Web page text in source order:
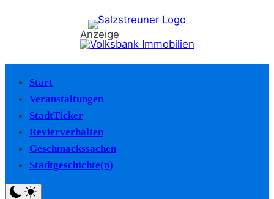
Anzeige
Start
Veranstaltungen
StadtTicker
Revierverhalten
Geschmackssachen
Stadtgeschichte(n)